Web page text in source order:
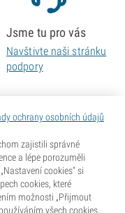
ochrany osobních údajů
zajistili správné
a lépe porozuměli
cookies“ si
cookies, které
možnosti „Přijmout
všech cookies,
Jsme tu pro vás
Navštivte naši stránku
podpory